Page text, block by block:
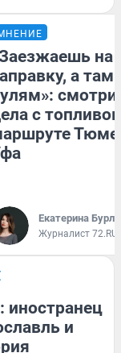
на
а там
с
Екатерина
Журналист 72.RU
иностранец
и